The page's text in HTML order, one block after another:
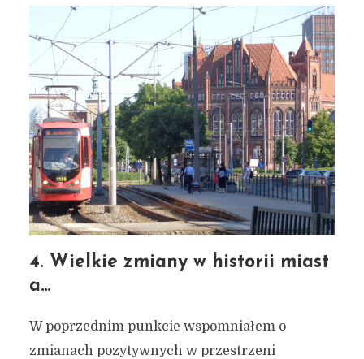
4. Wielkie zmiany w historii miast
a…
W poprzednim punkcie wspomniałem o
zmianach pozytywnych w przestrzeni